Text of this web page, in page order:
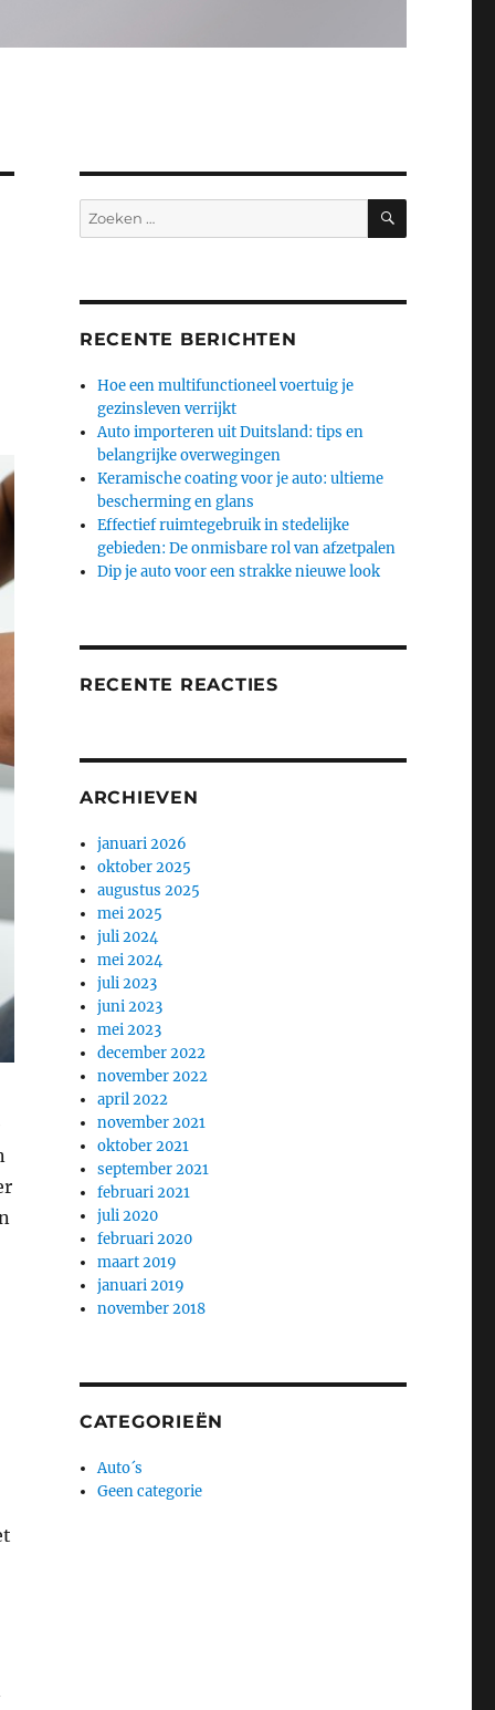
Zoeken
naar:
ZOEKEN
RECENTE BERICHTEN
Hoe een multifunctioneel voertuig je
gezinsleven verrijkt
Auto importeren uit Duitsland: tips en
belangrijke overwegingen
Keramische coating voor je auto: ultieme
bescherming en glans
Effectief ruimtegebruik in stedelijke
gebieden: De onmisbare rol van afzetpalen
Dip je auto voor een strakke nieuwe look
RECENTE REACTIES
ARCHIEVEN
januari 2026
oktober 2025
augustus 2025
mei 2025
juli 2024
mei 2024
juli 2023
juni 2023
mei 2023
december 2022
november 2022
april 2022
november 2021
oktober 2021
september 2021
februari 2021
juli 2020
februari 2020
maart 2019
januari 2019
november 2018
CATEGORIEËN
Auto´s
Geen categorie